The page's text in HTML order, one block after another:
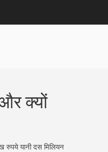
क्यों
रुपये यानी दस मिलियन